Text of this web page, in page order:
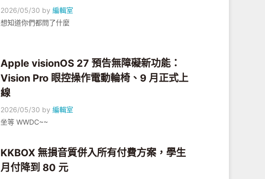
2026/05/30 by編輯室
想知道你們都問了什麼
Apple visionOS 27 預告無障礙新功能：
Vision Pro 眼控操作電動輪椅、9 月正式上
線
2026/05/30 by編輯室
坐等 WWDC~~
KKBOX 無損音質併入所有付費方案，學生
月付降到 80 元